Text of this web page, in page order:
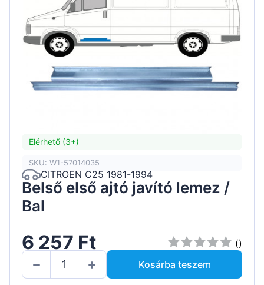
Elérhető (3+)
SKU: W1-57014035
CITROEN C25 1981-1994
Belső első ajtó javító lemez /
Bal
6 257 Ft
()
Kosárba teszem